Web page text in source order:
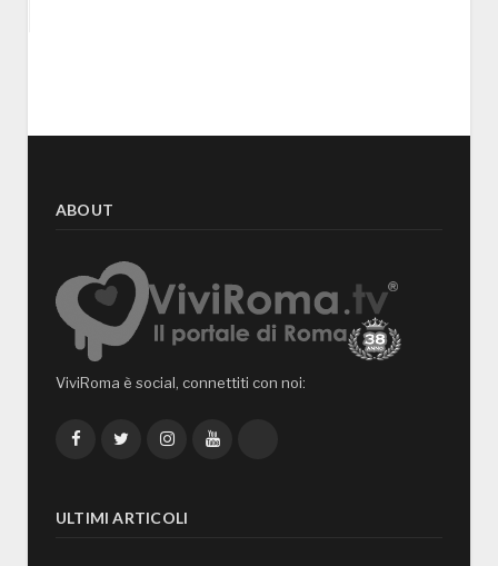
ABOUT
ViviRoma è social, connettiti con noi:
FacebookTwitterInstagramYouTube
ULTIMI ARTICOLI